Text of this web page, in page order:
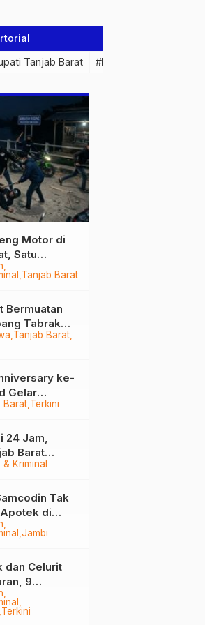
Tanjab Barat #Pemprov Jambi
Tanjab Barat
Motor di
Satu
Dibacok, 3
Tanjab Barat
Bermuatan
Tabrak
Tungkal,
Barat Terkini
ke-
Gelar
Ball
& Kriminal
24 Jam,
Barat
Jambi
Tak
di
Disegel
Terkini
dan Celurit
9
Motor di
Diringkus